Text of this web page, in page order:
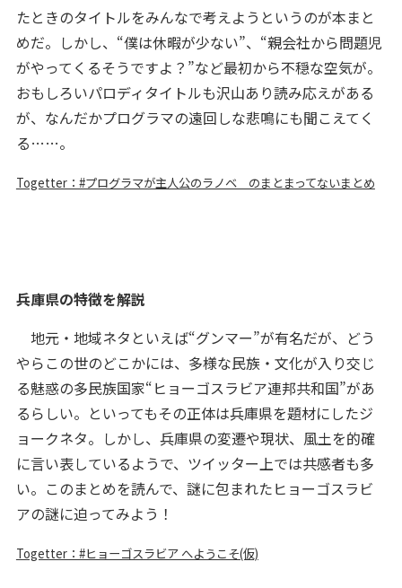
たときのタイトルをみんなで考えようというのが本まと
めだ。しかし、“僕は休暇が少ない”、“親会社から問題児
がやってくるそうですよ？”など最初から不穏な空気が。
おもしろいパロディタイトルも沢山あり読み応えがある
が、なんだかプログラマの遠回しな悲鳴にも聞こえてく
る……。
Togetter：#プログラマが主人公のラノベ のまとまってないまとめ
兵庫県の特徴を解説
地元・地域ネタといえば“グンマー”が有名だが、どう
やらこの世のどこかには、多様な民族・文化が入り交じ
る魅惑の多民族国家“ヒョーゴスラビア連邦共和国”があ
るらしい。といってもその正体は兵庫県を題材にしたジ
ョークネタ。しかし、兵庫県の変遷や現状、風土を的確
に言い表しているようで、ツイッター上では共感者も多
い。このまとめを読んで、謎に包まれたヒョーゴスラビ
アの謎に迫ってみよう！
Togetter：#ヒョーゴスラビア へようこそ(仮)